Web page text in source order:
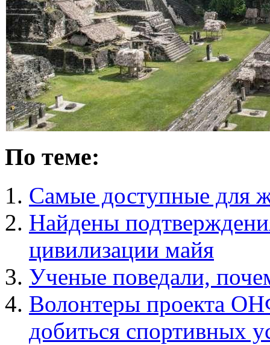
По теме:
Самые доступные для
Найдены
цивилизации майя
Ученые поведали,
Волонтеры проекта
добиться спортивных